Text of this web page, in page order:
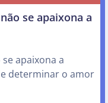
se apaixona a
apaixona a
determinar o amor